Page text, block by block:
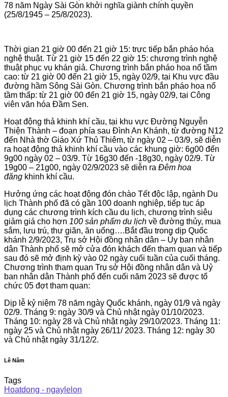
78 năm Ngày Sài Gòn khởi nghĩa giành chính quyền
(25/8/1945 – 25/8/2023).
Thời gian 21 giờ 00 đến 21 giờ 15: trực tiếp bắn pháo hóa
nghệ thuật. Từ 21 giờ 15 đến 22 giờ 15: chương trình nghệ
thuật phục vụ khán giả. Chương trình bắn pháo hoa nổ tầm
cao: từ 21 giờ 00 đến 21 giờ 15, ngày 02/9, tại Khu vực đầu
đường hầm Sông Sài Gòn. Chương trình bắn pháo hoa nổ
tầm thấp: từ 21 giờ 00 đến 21 giờ 15, ngày 02/9, tại Công
viên văn hóa Đầm Sen.
Hoạt động thả khinh khí cầu, tại khu vực Đường Nguyễn
Thiện Thành – đoạn phía sau Đình An Khánh, từ đường N12
đến Nhà thờ Giáo Xứ Thủ Thiêm, từ ngày 02 – 03/9, sẽ diễn
ra hoạt động thả khinh khí cầu vào các khung giờ: 6g00 đến
9g00 ngày 02 – 03/9. Từ 16g30 đến -18g30, ngày 02/9. Từ
19g00 – 21g00, ngày 02/9/2023 sẽ diễn ra Đêm hoa
đăng khinh khí cầu.
Hưởng ứng các hoạt động đón chào Tết độc lập, ngành Du
lịch Thành phố đã có gần 100 doanh nghiệp, tiếp tục áp
dụng các chương trình kích cầu du lịch, chương trình siêu
giảm giá cho hơn 100 sản phẩm du lịch về đường thủy, mua
sắm, lưu trú, thư giãn, ăn uống….Bắt đầu trong dịp Quốc
khánh 2/9/2023, Trụ sở Hội đồng nhân dân – Ủy ban nhân
dân Thành phố sẽ mở cửa đón khách đến tham quan và tiếp
sau đó sẽ mở định kỳ vào 02 ngày cuối tuần của cuối tháng.
Chương trình tham quan Trụ sở Hội đồng nhân dân và Uỷ
ban nhân dân Thành phố đến cuối năm 2023 sẽ được tổ
chức 05 đợt tham quan:
Dịp lễ kỷ niệm 78 năm ngày Quốc khánh, ngày 01/9 và ngày
02/9. Tháng 9: ngày 30/9 và Chủ nhật ngày 01/10/2023.
Tháng 10: ngày 28 và Chủ nhật ngày 29/10/2023. Tháng 11:
ngày 25 và Chủ nhật ngày 26/11/ 2023. Tháng 12: ngày 30
và Chủ nhật ngày 31/12/2.
Lê Năm
Tags
Hoatdong - ngaylelon